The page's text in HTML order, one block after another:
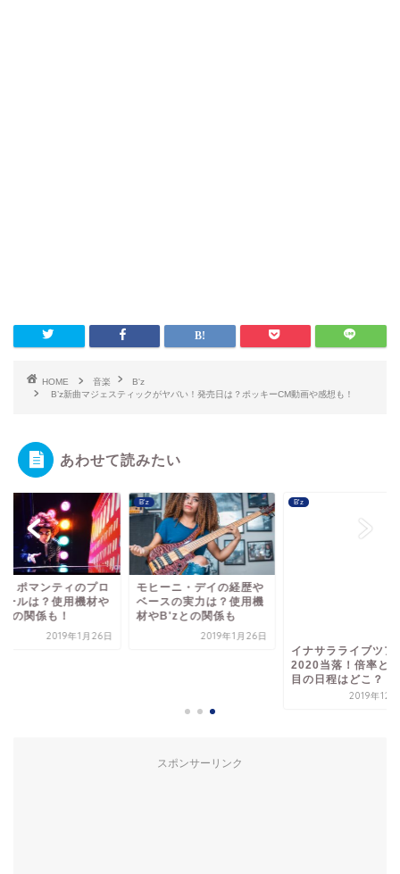
HOME 音楽
B'z
B’z新曲マジェスティックがヤバい！発売日は？ポッキーCM動画や感想も！
あわせて読みたい
・ポマンティのプロ
ールは？使用機材や
の関係も！
2019年1月26日
B'z
モヒーニ・デイの経歴や
ベースの実力は？使用機
材やB'zとの関係も
2019年1月26日
B'z
スポンサーリンク